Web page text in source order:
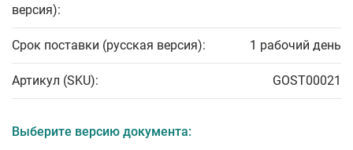
версия):
Срок поставки (русская версия): 1 рабочий день
Артикул (SKU): GOST00021
Выберите версию документа: